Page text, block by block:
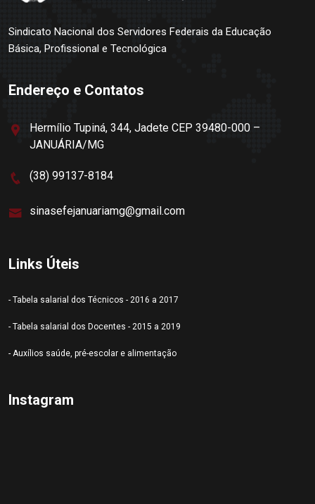
Sindicato Nacional dos Servidores Federais da Educação
Básica, Profissional e Tecnológica
Endereço e Contatos
Hermílio Tupiná, 344, Jadete CEP 39480-000 –
JANUÁRIA/MG
(38) 99137-8184
sinasefejanuariamg@gmail.com
Links Úteis
- Tabela salarial dos Técnicos - 2016 a 2017
- Tabela salarial dos Docentes - 2015 a 2019
- Auxílios saúde, pré-escolar e alimentação
Instagram